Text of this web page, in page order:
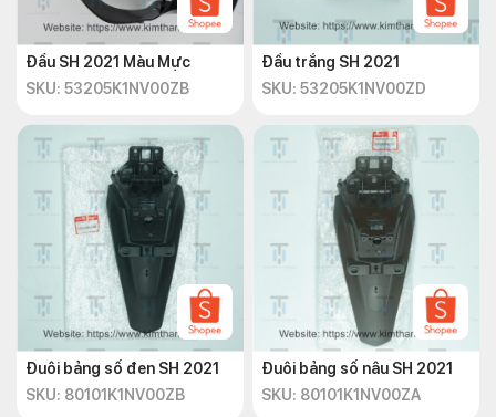
Đầu SH 2021 Màu Mực
SKU: 53205K1NV00ZB
Đầu trắng SH 2021
SKU: 53205K1NV00ZD
Đuôi bảng số đen SH 2021
SKU: 80101K1NV00ZB
Đuôi bảng số nâu SH 2021
SKU: 80101K1NV00ZA